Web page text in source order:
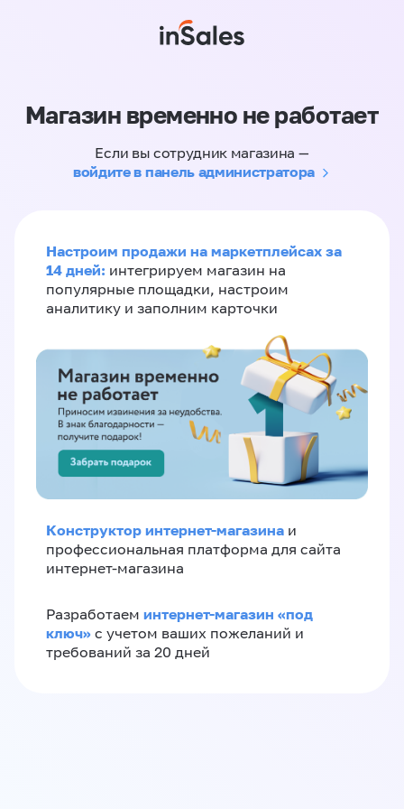
Магазин временно не работает
Если вы сотрудник магазина —
войдите в панель администратора
Настроим продажи на маркетплейсах за
14 дней: интегрируем магазин на
популярные площадки, настроим
аналитику и заполним карточки
Конструктор интернет-магазина и
профессиональная платформа для сайта
интернет-магазина
Разработаем интернет-магазин «‎под
ключ»‎ с учетом ваших пожеланий и
требований за 20 дней